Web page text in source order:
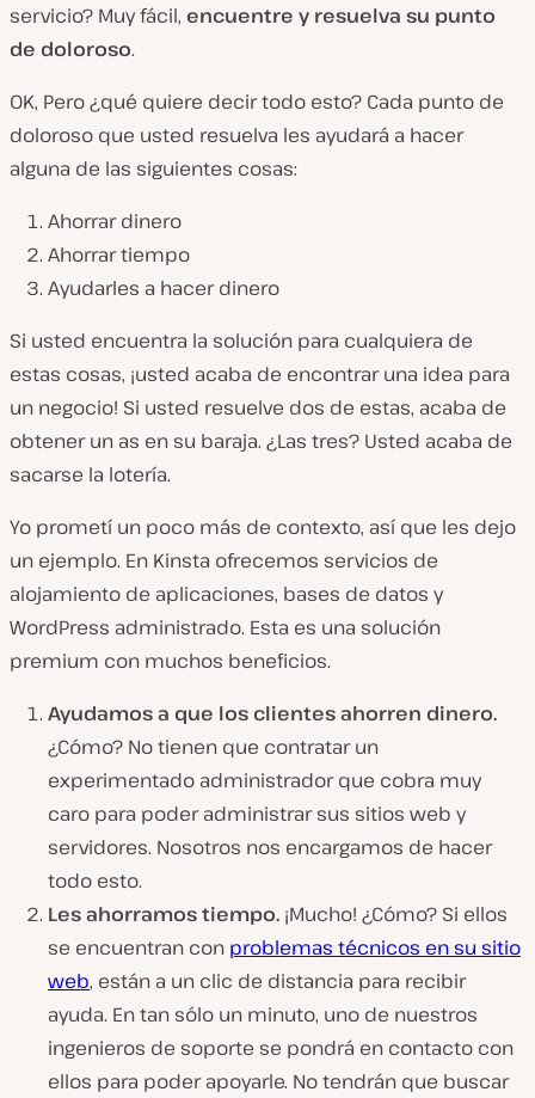
servicio? Muy fácil, encuentre y resuelva su punto
de doloroso.
OK, Pero ¿qué quiere decir todo esto? Cada punto de
doloroso que usted resuelva les ayudará a hacer
alguna de las siguientes cosas:
Ahorrar dinero
Ahorrar tiempo
Ayudarles a hacer dinero
Si usted encuentra la solución para cualquiera de
estas cosas, ¡usted acaba de encontrar una idea para
un negocio! Si usted resuelve dos de estas, acaba de
obtener un as en su baraja. ¿Las tres? Usted acaba de
sacarse la lotería.
Yo prometí un poco más de contexto, así que les dejo
un ejemplo. En Kinsta ofrecemos servicios de
alojamiento de aplicaciones, bases de datos y
WordPress administrado. Esta es una solución
premium con muchos beneficios.
Ayudamos a que los clientes ahorren dinero.
¿Cómo? No tienen que contratar un
experimentado administrador que cobra muy
caro para poder administrar sus sitios web y
servidores. Nosotros nos encargamos de hacer
todo esto.
Les ahorramos tiempo. ¡Mucho! ¿Cómo? Si ellos
se encuentran con problemas técnicos en su sitio
web, están a un clic de distancia para recibir
ayuda. En tan sólo un minuto, uno de nuestros
ingenieros de soporte se pondrá en contacto con
ellos para poder apoyarle. No tendrán que buscar